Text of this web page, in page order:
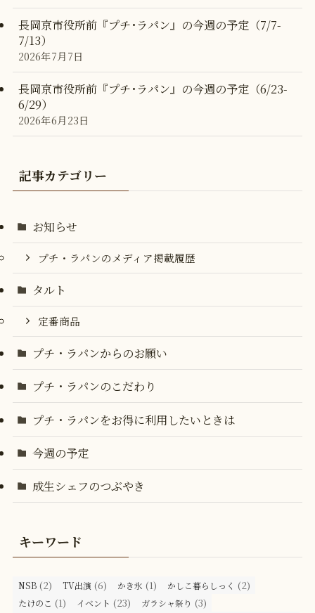
長岡京市役所前『プチ･ラパン』の今週の予定（7/7-
7/13）
2026年7月7日
長岡京市役所前『プチ･ラパン』の今週の予定（6/23-
6/29）
2026年6月23日
記事カテゴリー
お知らせ
プチ・ラパンのメディア掲載履歴
タルト
定番商品
プチ・ラパンからのお願い
プチ・ラパンのこだわり
プチ・ラパンをお得に利用したいときは
今週の予定
成生シェフのつぶやき
キーワード
NSB (2) TV出演 (6) かき氷 (1) かしこ暮らしっく (2)
たけのこ (1) イベント (23) ガラシャ祭り (3)